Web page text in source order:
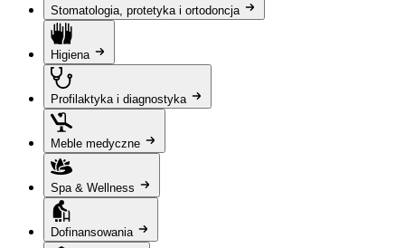
Stomatologia, protetyka i ortodoncja
Higiena
Profilaktyka i diagnostyka
Meble medyczne
Spa & Wellness
Dofinansowania